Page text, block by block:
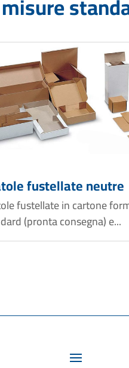
fustellate neutre
fustellate in cartone
(pronta consegna) e...